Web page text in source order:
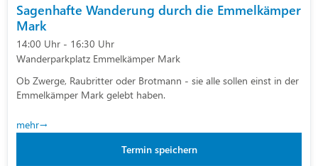
Sagenhafte Wanderung durch die Emmelkämper
Mark
14:00 Uhr - 16:30 Uhr
Wanderparkplatz Emmelkämper Mark
Ob Zwerge, Raubritter oder Brotmann - sie alle sollen einst in der
Emmelkämper Mark gelebt haben.
mehr
Termin speichern